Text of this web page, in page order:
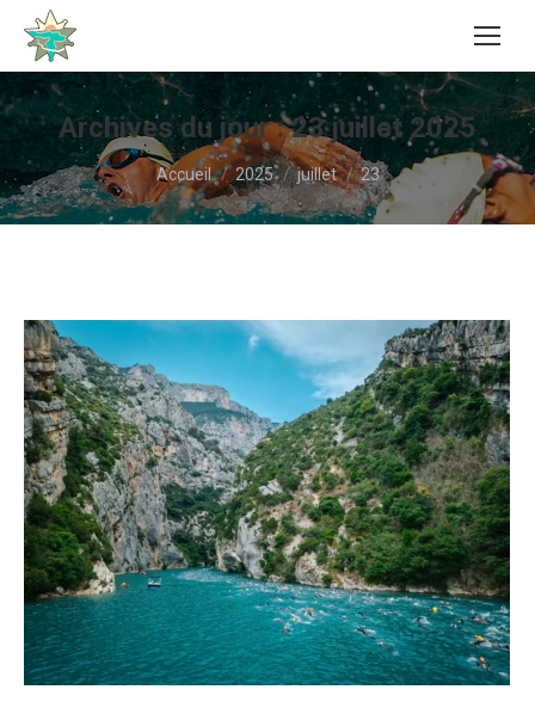
Archives du jour :23 juillet 2025
Vous êtes ici :
Accueil 2025 juillet 23